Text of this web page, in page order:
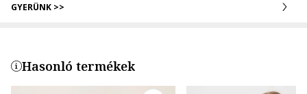
GYERÜNK >>
Hasonló termékek